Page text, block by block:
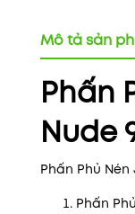
Mô tả sản
Phấn
Nude
Phấn Phủ
Phấn